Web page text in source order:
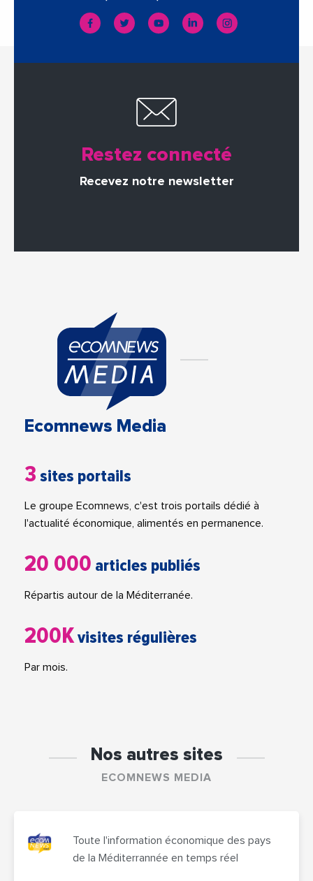
Restez connecté
Recevez notre newsletter
Ecomnews Media
3 sites portails
Le groupe Ecomnews, c'est trois portails dédié à
l'actualité économique, alimentés en permanence.
20 000 articles publiés
Répartis autour de la Méditerranée.
200Kvisites régulières
Par mois.
Nos autres sites
ECOMNEWS MEDIA
Toute l'information économique des pays
de la Méditerrannée en temps réel